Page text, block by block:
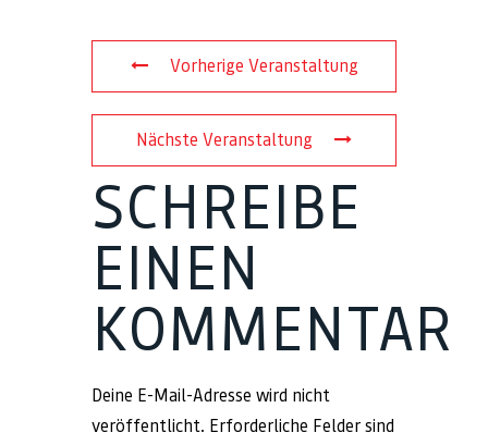
Vorherige Veranstaltung
Nächste Veranstaltung
SCHREIBE
EINEN
KOMMENTAR
Deine E-Mail-Adresse wird nicht
veröffentlicht. Erforderliche Felder sind